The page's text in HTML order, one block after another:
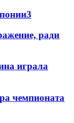
3
ради
играла
чемпионата